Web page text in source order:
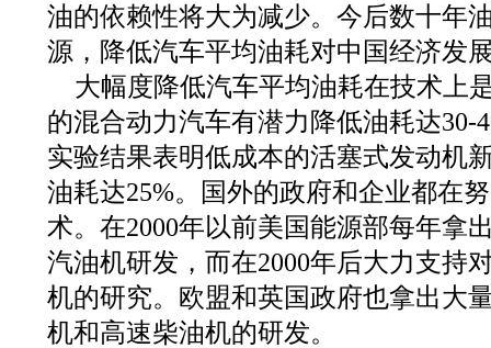
油的依赖性将大为减少。今后数十年
源，降低汽车平均油耗对中国经济发
大幅度降低汽车平均油耗在技术上
的混合动力汽车有潜力降低油耗达30-
实验结果表明低成本的活塞式发动机
油耗达25%。国外的政府和企业都在
术。在2000年以前美国能源部每年拿
汽油机研发，而在2000年后大力支持
机的研究。欧盟和英国政府也拿出大
机和高速柴油机的研发。